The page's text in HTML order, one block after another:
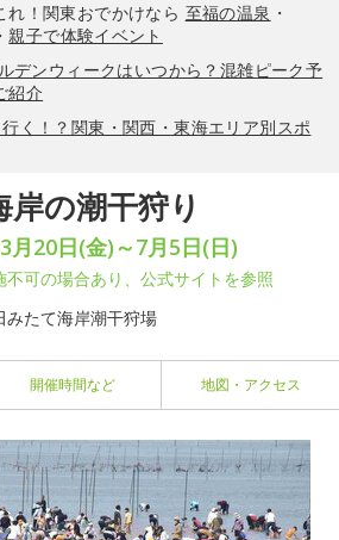
れ！関東おでかけなら 至福の温泉 ・
親子で体験イベント
デンウィークはいつから？混雑ピーク予
紹介
く！？関東・関西・東海エリア別スポ
の潮干狩り
月20日(金)～7月5日(日)
可の場合あり、公式サイトを参照
みたて海岸潮干狩場
開催時間など 地図・アクセス